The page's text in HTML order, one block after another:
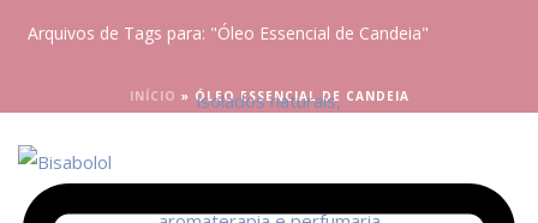
Arquivos de Tags para: "Óleo Essencial de Candeia"
INÍCIO » ÓLEO ESSENCIAL DE CANDEIA